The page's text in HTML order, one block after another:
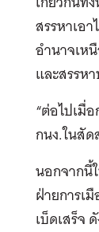
สรรหาเอ
อำนาจเห
และสรรห
“ต่อไปเมื่
กนง.ในสั
นอกจากนี้
ฝ่ายการเ
เบ็ดเสร็จ